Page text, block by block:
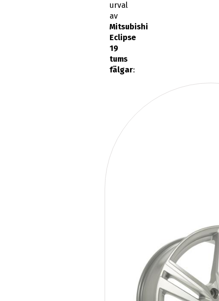
urval
av
Mitsubishi
Eclipse
19
tums
fälgar: